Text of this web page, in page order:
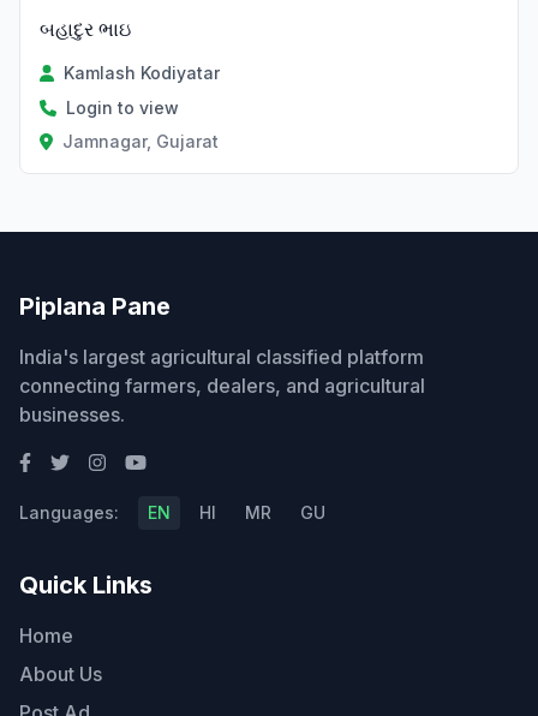
બહાદુર ભાઇ
Kamlash Kodiyatar
Login to view
Jamnagar, Gujarat
Piplana Pane
India's largest agricultural classified platform
connecting farmers, dealers, and agricultural
businesses.
Languages: EN HI MR GU
Quick Links
Home
About Us